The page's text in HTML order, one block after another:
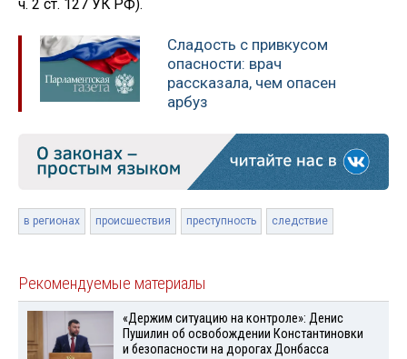
ч. 2 ст. 127 УК РФ).
Сладость с привкусом
опасности: врач
рассказала, чем опасен
арбуз
в регионах происшествия преступность следствие
Рекомендуемые материалы
«Держим ситуацию на контроле»: Денис
Пушилин об освобождении Константиновки
и безопасности на дорогах Донбасса